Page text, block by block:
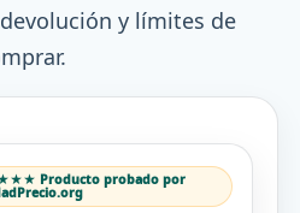
y límites de
Producto probado por